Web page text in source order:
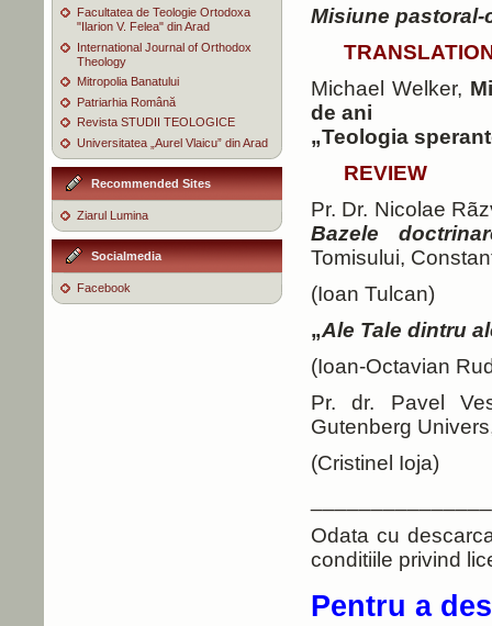
Facultatea de Teologie Ortodoxa
"Ilarion V. Felea" din Arad
International Journal of Orthodox
Theology
Mitropolia Banatului
Patriarhia Română
Revista STUDII TEOLOGICE
Universitatea „Aurel Vlaicu” din Arad
Recommended Sites
Ziarul Lumina
Socialmedia
Facebook
Misiune
Michael Welker,
de ani
„Teologia
REVIEW
Pr. Dr. Nicolae
Bazele
Tomisului,
(Ioan Tulcan)
„Ale Tale dintru
(Ioan-Octavian
Pr. dr. Pavel
Gutenberg
(Cristinel Ioja)
Odata cu
conditiile privind
Pentru a